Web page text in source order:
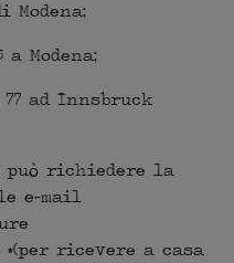
Modena;
Modena;
ad Innsbruck
richiedere la
e-mail
*(per ricevere a casa